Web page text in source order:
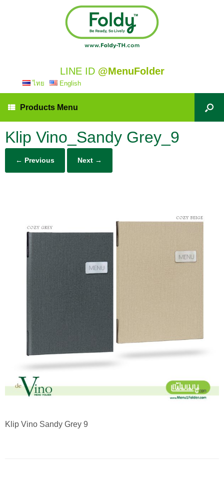
LINE ID @MenuFolder
ไทย English
Products Menu
Klip Vino_Sandy Grey_9
← Previous Next →
Klip Vino Sandy Grey 9